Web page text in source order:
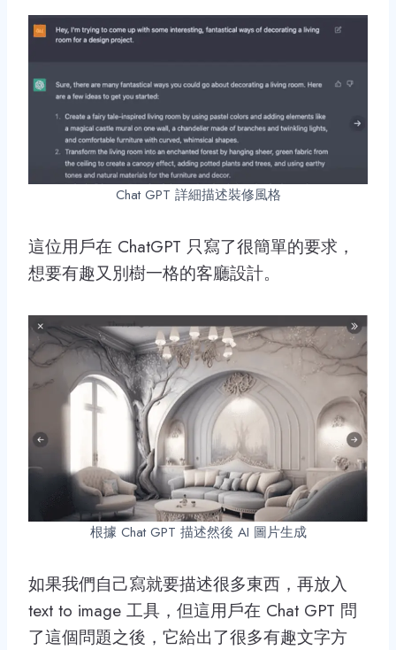
Chat GPT 詳細描述裝修風格
這位用戶在 ChatGPT 只寫了很簡單的要求，
想要有趣又別樹一格的客廳設計。
根據 Chat GPT 描述然後 AI 圖片生成
如果我們自己寫就要描述很多東西，再放入
text to image 工具，但這用戶在 Chat GPT 問
了這個問題之後，它給出了很多有趣文字方